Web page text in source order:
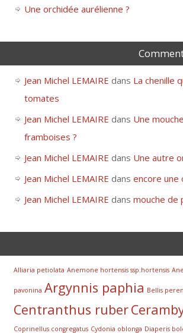
Une orchidée aurélienne ?
Jean Michel LEMAIRE dans La chenille
tomates
Jean Michel LEMAIRE dans Une
framboises ?
Jean Michel LEMAIRE dans Une autre
Jean Michel LEMAIRE dans encore une
Jean Michel LEMAIRE dans mouche de
Alliaria petiolata Anemone hortensis ssp.hortensis
pavonina Argynnis paphia Bellis
Centranthus ruber
Coprinellus congregatus Cydonia oblonga Diaperis